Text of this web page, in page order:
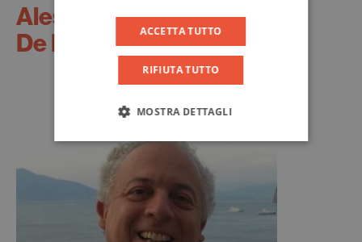
Alessandro
De Pedys
ACCETTA TUTTO
RIFIUTA TUTTO
MOSTRA DETTAGLI